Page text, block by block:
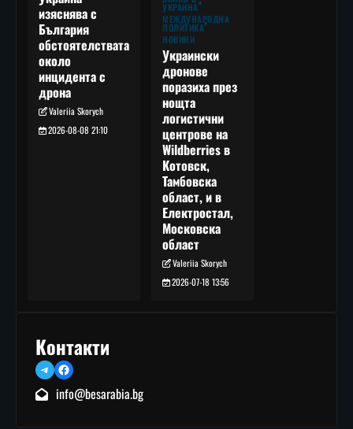
изяснява с
България
обстоятелствата
около
инцидента с
дрона
Valeriia Skorych
2026-08-08 21:10
УКРАЙНА
МЕЖДУНАРОДНА
ПОЛИТИКА
НОВИНИ
Украински
дронове
поразиха през
нощта
логистични
центрове на
Wildberries в
Котовск,
Тамбовска
област, и в
Електростал,
Московска
област
Valeriia Skorych
2026-07-18 13:56
Контакти
TelegramFacebook
info@besarabia.bg